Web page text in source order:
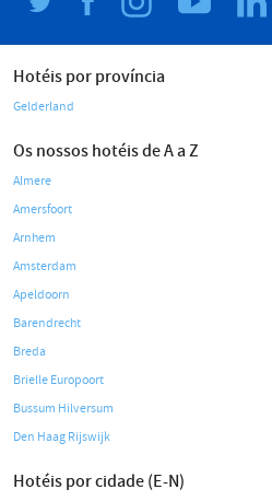
Hotéis por província
Gelderland
Os nossos hotéis de A a Z
Almere
Amersfoort
Arnhem
Amsterdam
Apeldoorn
Barendrecht
Breda
Brielle Europoort
Bussum Hilversum
Den Haag Rijswijk
Hotéis por cidade (E-N)